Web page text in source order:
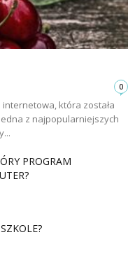
0
która została
z najpopularniejszych
PROGRAM